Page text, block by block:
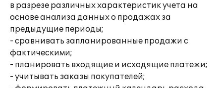
в разрезе различных характеристик учета на
основе анализа данных о продажах за
предыдущие периоды;
- сравнивать запланированные продажи с
фактическими;
- планировать входящие и исходящие платежи;
- учитывать заказы покупателей;